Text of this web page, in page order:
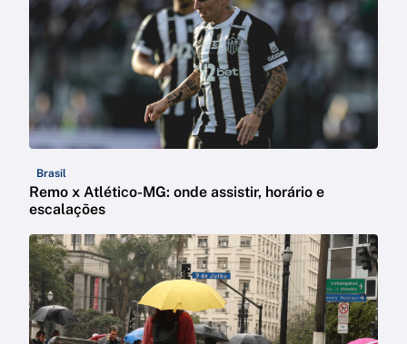
Brasil
Remo x Atlético-MG: onde assistir, horário e
escalações